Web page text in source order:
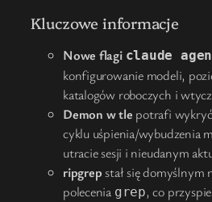
Kluczowe informacje
Nowe flagi claude
konfigurowanie modeli,
katalogów roboczych i
Demon w tle potrafi wykryć
cyklu uśpienia/wybudzenia
utracie sesji i nieudanym
ripgrepstał się domyślnym
polecenia grep, co